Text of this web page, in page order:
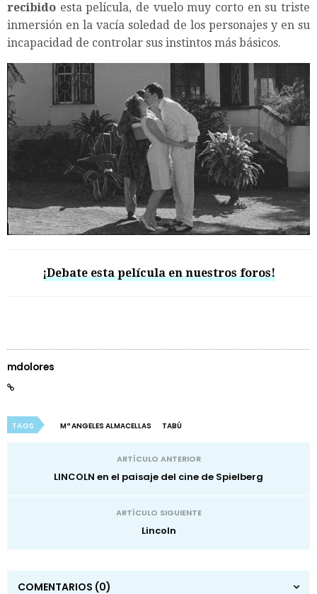
recibido esta película, de vuelo muy corto en su triste
inmersión en la vacía soledad de los personajes y en su
incapacidad de controlar sus instintos más básicos.
¡Debate esta película en nuestros foros!
mdolores
TAGS Mª ANGELES ALMACELLAS TABÚ
ARTÍCULO ANTERIOR
LINCOLN en el paisaje del cine de Spielberg
ARTÍCULO SIGUIENTE
Lincoln
COMENTARIOS (0)